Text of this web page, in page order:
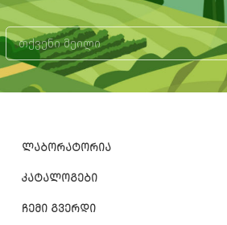
Alternative:
ᲚᲐᲑᲝᲠᲐᲢᲝᲠᲘᲐ
ᲙᲐᲢᲐᲚᲝᲒᲔᲑᲘ
ᲩᲔᲛᲘ ᲒᲕᲔᲠᲓᲘ